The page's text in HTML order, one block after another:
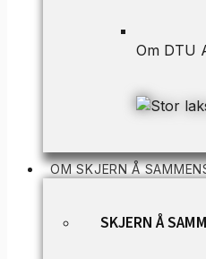
Om DTU
OM SKJERN Å
SKJERN Å